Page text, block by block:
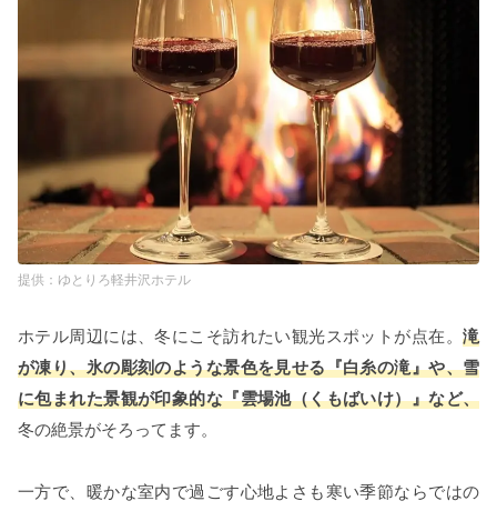
ゆとりろ軽井沢ホテル
ホテル周辺には、冬にこそ訪れたい観光スポットが点在。 滝
が凍り、氷の彫刻のような景色を見せる『白糸の滝』や、雪
に包まれた景観が印象的な『雲場池（くもばいけ）』など、
冬の絶景がそろってます。
一方で、暖かな室内で過ごす心地よさも寒い季節ならではの